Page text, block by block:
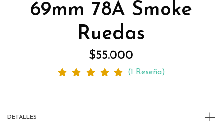
69mm 78A Smoke
Ruedas
$55.000
(1 Reseña)
DETALLES